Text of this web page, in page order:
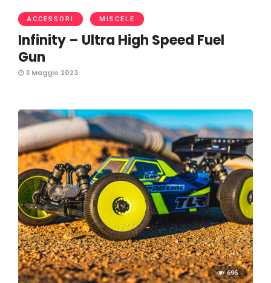
ACCESSORI MISCELE
Infinity – Ultra High Speed Fuel
Gun
3 Maggio 2023
696